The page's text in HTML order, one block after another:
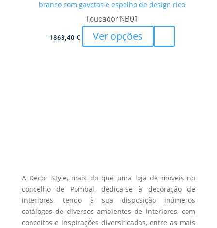
may
be
on
Toucador NB01
1868,40 € Ver opções
product
product
page
A Decor Style, mais do que uma loja de móveis no
concelho de Pombal, dedica-se à decoração de
interiores, tendo à sua disposição inúmeros
catálogos de diversos ambientes de interiores, com
conceitos e inspirações diversificadas, entre as mais